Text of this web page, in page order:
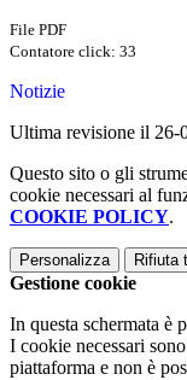
File PDF
Contatore click: 33
Notizie
Ultima revisione il 26-
Questo sito o gli
cookie necessari al
COOKIE POLICY.
Personalizza Rifiuta
Gestione cookie
In questa schermata è
I cookie necessari
piattaforma e non è